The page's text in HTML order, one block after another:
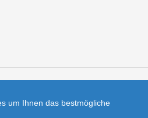
um Ihnen das bestmögliche